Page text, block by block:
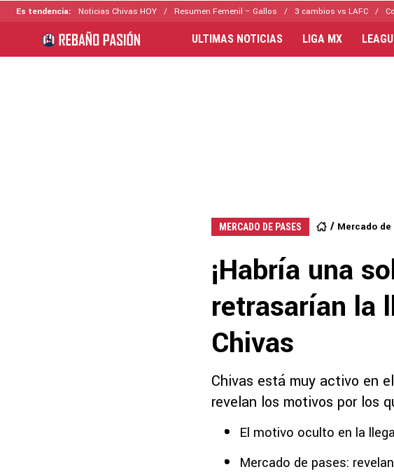
Es tendencia: Noticias Chivas HOY Resumen Femenil – Gallos 3 cambios vs LAFC
ULTIMAS NOTICIAS LIGA MX
MERCADO DE PASES Mercado
¡Habría una
retrasarían la
Chivas
Chivas está muy activo en
revelan los motivos por los
El motivo oculto en la
Mercado de pases: